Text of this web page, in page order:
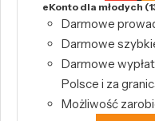
eKonto dla młodych
Darmowe
Darmowe
Darmowe
Polsce i za
Możliwość